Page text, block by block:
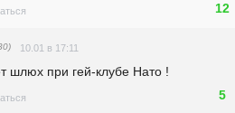
12
10.01 в 17:11
шлюх при гей-клубе Нато !
5